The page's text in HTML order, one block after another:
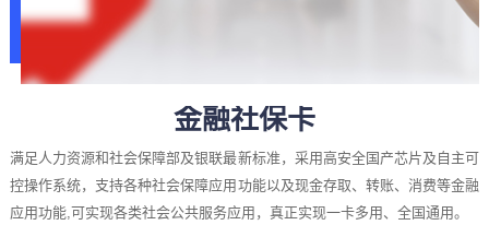
金融社保卡
满足人力资源和社会保障部及银联最新标准，采用高安全国产芯片及自主可
控操作系统，支持各种社会保障应用功能以及现金存取、转账、消费等金融
应用功能,可实现各类社会公共服务应用，真正实现一卡多用、全国通用。